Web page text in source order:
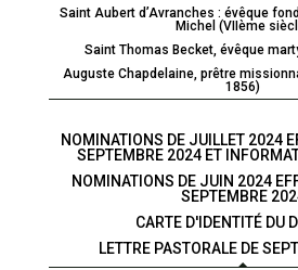
Saint Aubert d’Avranches : évêque
Michel (VIIème
Saint Thomas Becket, évêque
Auguste Chapdelaine, prêtre
1856)
NOMINATIONS DE JUILLET 2024
SEPTEMBRE 2024 ET
NOMINATIONS DE JUIN 2024
SEPTEMBRE
CARTE D'IDENTITÉ DU
LETTRE PASTORALE DE